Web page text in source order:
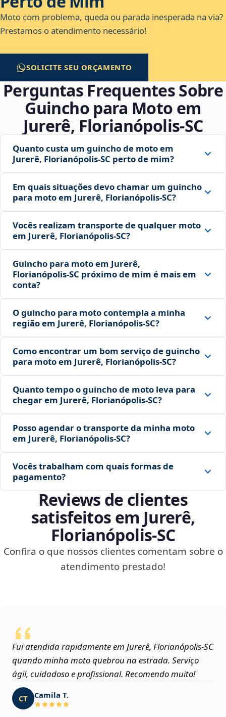
Moto com problema, queda ou parada inesperada na via?
Prestamos o atendimento necessário!
SOLICITE SEU ORÇAMENTO
Perguntas Frequentes Sobre
Guincho para Moto em
Jurerê, Florianópolis‑SC
Quanto custa um guincho de moto em
Jurerê, Florianópolis‑SC perto de mim?
Em quais situações devo chamar um guincho
para moto em Jurerê, Florianópolis‑SC?
Vocês realizam transporte de qualquer moto
em Jurerê, Florianópolis‑SC?
Guincho para moto em Jurerê,
Florianópolis‑SC próximo de mim é mais em
conta?
O guincho para moto contempla a minha
região em Jurerê, Florianópolis‑SC?
Como encontrar um bom serviço de guincho
para moto em Jurerê, Florianópolis‑SC?
Quanto tempo o guincho de moto leva para
chegar em Jurerê, Florianópolis‑SC?
Posso agendar o transporte da minha moto
em Jurerê, Florianópolis‑SC?
Vocês trabalham com quais formas de
pagamento?
Reviews de clientes
satisfeitos em Jurerê,
Florianópolis‑SC
Confira o que nossos clientes comentam sobre o
atendimento prestado!
Fui atendida rapidamente em Jurerê, Florianópolis‑SC
quando minha moto quebrou na estrada. Serviço
ágil, cuidadoso e profissional. Recomendo muito!
CT Camila T.